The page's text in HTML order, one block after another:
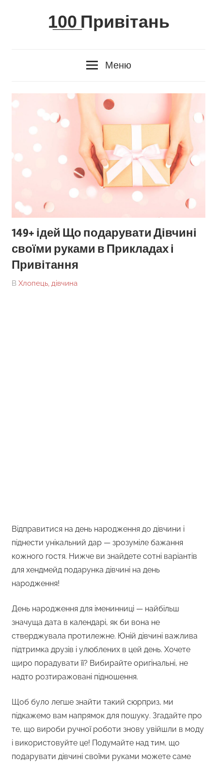
1̲0̲0̲ Привітань
Меню
149+ ідей Що подарувати Дівчині
своїми руками в Прикладах і
Привітання
On
By
В Хлопець, дівчина
Відправитися на день народження до дівчини і
піднести унікальний дар — зрозуміле бажання
кожного гостя. Нижче ви знайдете сотні варіантів
для хендмейд подарунка дівчині на день
народження!
День народження для іменинниці — найбільш
значуща дата в календарі, як би вона не
стверджувала протилежне. Юній дівчині важлива
підтримка друзів і улюблених в цей день. Хочете
щиро порадувати її? Вибирайте оригінальні, не
надто розтиражовані підношення.
Щоб було легше знайти такий сюрприз, ми
підкажемо вам напрямок для пошуку. Згадайте про
те, що вироби ручної роботи знову увійшли в моду
і використовуйте це! Подумайте над тим, що
подарувати дівчині своїми руками можете саме